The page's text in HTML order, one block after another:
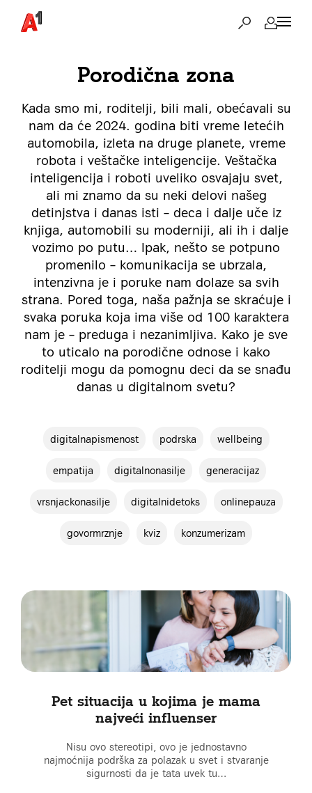
Porodična zona
Kada smo mi, roditelji, bili mali, obećavali su
nam da će 2024. godina biti vreme letećih
automobila, izleta na druge planete, vreme
robota i veštačke inteligencije. Veštačka
inteligencija i roboti uveliko osvajaju svet,
ali mi znamo da su neki delovi našeg
detinjstva i danas isti – deca i dalje uče iz
knjiga, automobili su moderniji, ali ih i dalje
vozimo po putu… Ipak, nešto se potpuno
promenilo – komunikacija se ubrzala,
intenzivna je i poruke nam dolaze sa svih
strana. Pored toga, naša pažnja se skraćuje i
svaka poruka koja ima više od 100 karaktera
nam je – preduga i nezanimljiva. Kako je sve
to uticalo na porodične odnose i kako
roditelji mogu da pomognu deci da se snađu
danas u digitalnom svetu?
digitalnapismenost podrska wellbeing
empatija digitalnonasilje generacijaz
vrsnjackonasilje digitalnidetoks onlinepauza
govormrznje kviz konzumerizam
Pet situacija u kojima je mama
najveći influenser
Nisu ovo stereotipi, ovo je jednostavno
najmoćnija podrška za polazak u svet i stvaranje
sigurnosti da je tata uvek tu…